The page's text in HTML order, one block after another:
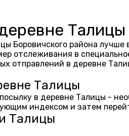
Талицы
Боровичского района
отслеживания в
отправлений в деревне
Талицы
в деревне Талицы -
индексом и затем
Талицы